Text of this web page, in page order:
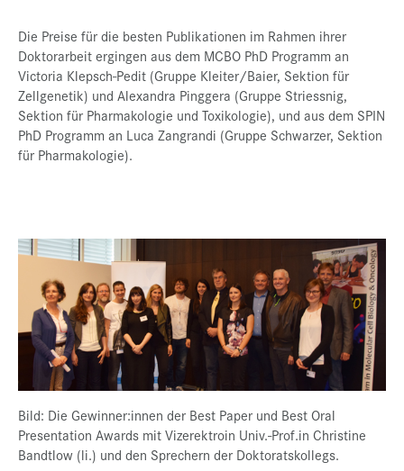
Die Preise für die besten Publikationen im Rahmen ihrer
Doktorarbeit ergingen aus dem MCBO PhD Programm an
Victoria Klepsch-Pedit (Gruppe Kleiter/Baier, Sektion für
Zellgenetik) und Alexandra Pinggera (Gruppe Striessnig,
Sektion für Pharmakologie und Toxikologie), und aus dem SPIN
PhD Programm an Luca Zangrandi (Gruppe Schwarzer, Sektion
für Pharmakologie).
Bild: Die Gewinner:innen der Best Paper und Best Oral
Presentation Awards mit Vizerektroin Univ.-Prof.in Christine
Bandtlow (li.) und den Sprechern der Doktoratskollegs.